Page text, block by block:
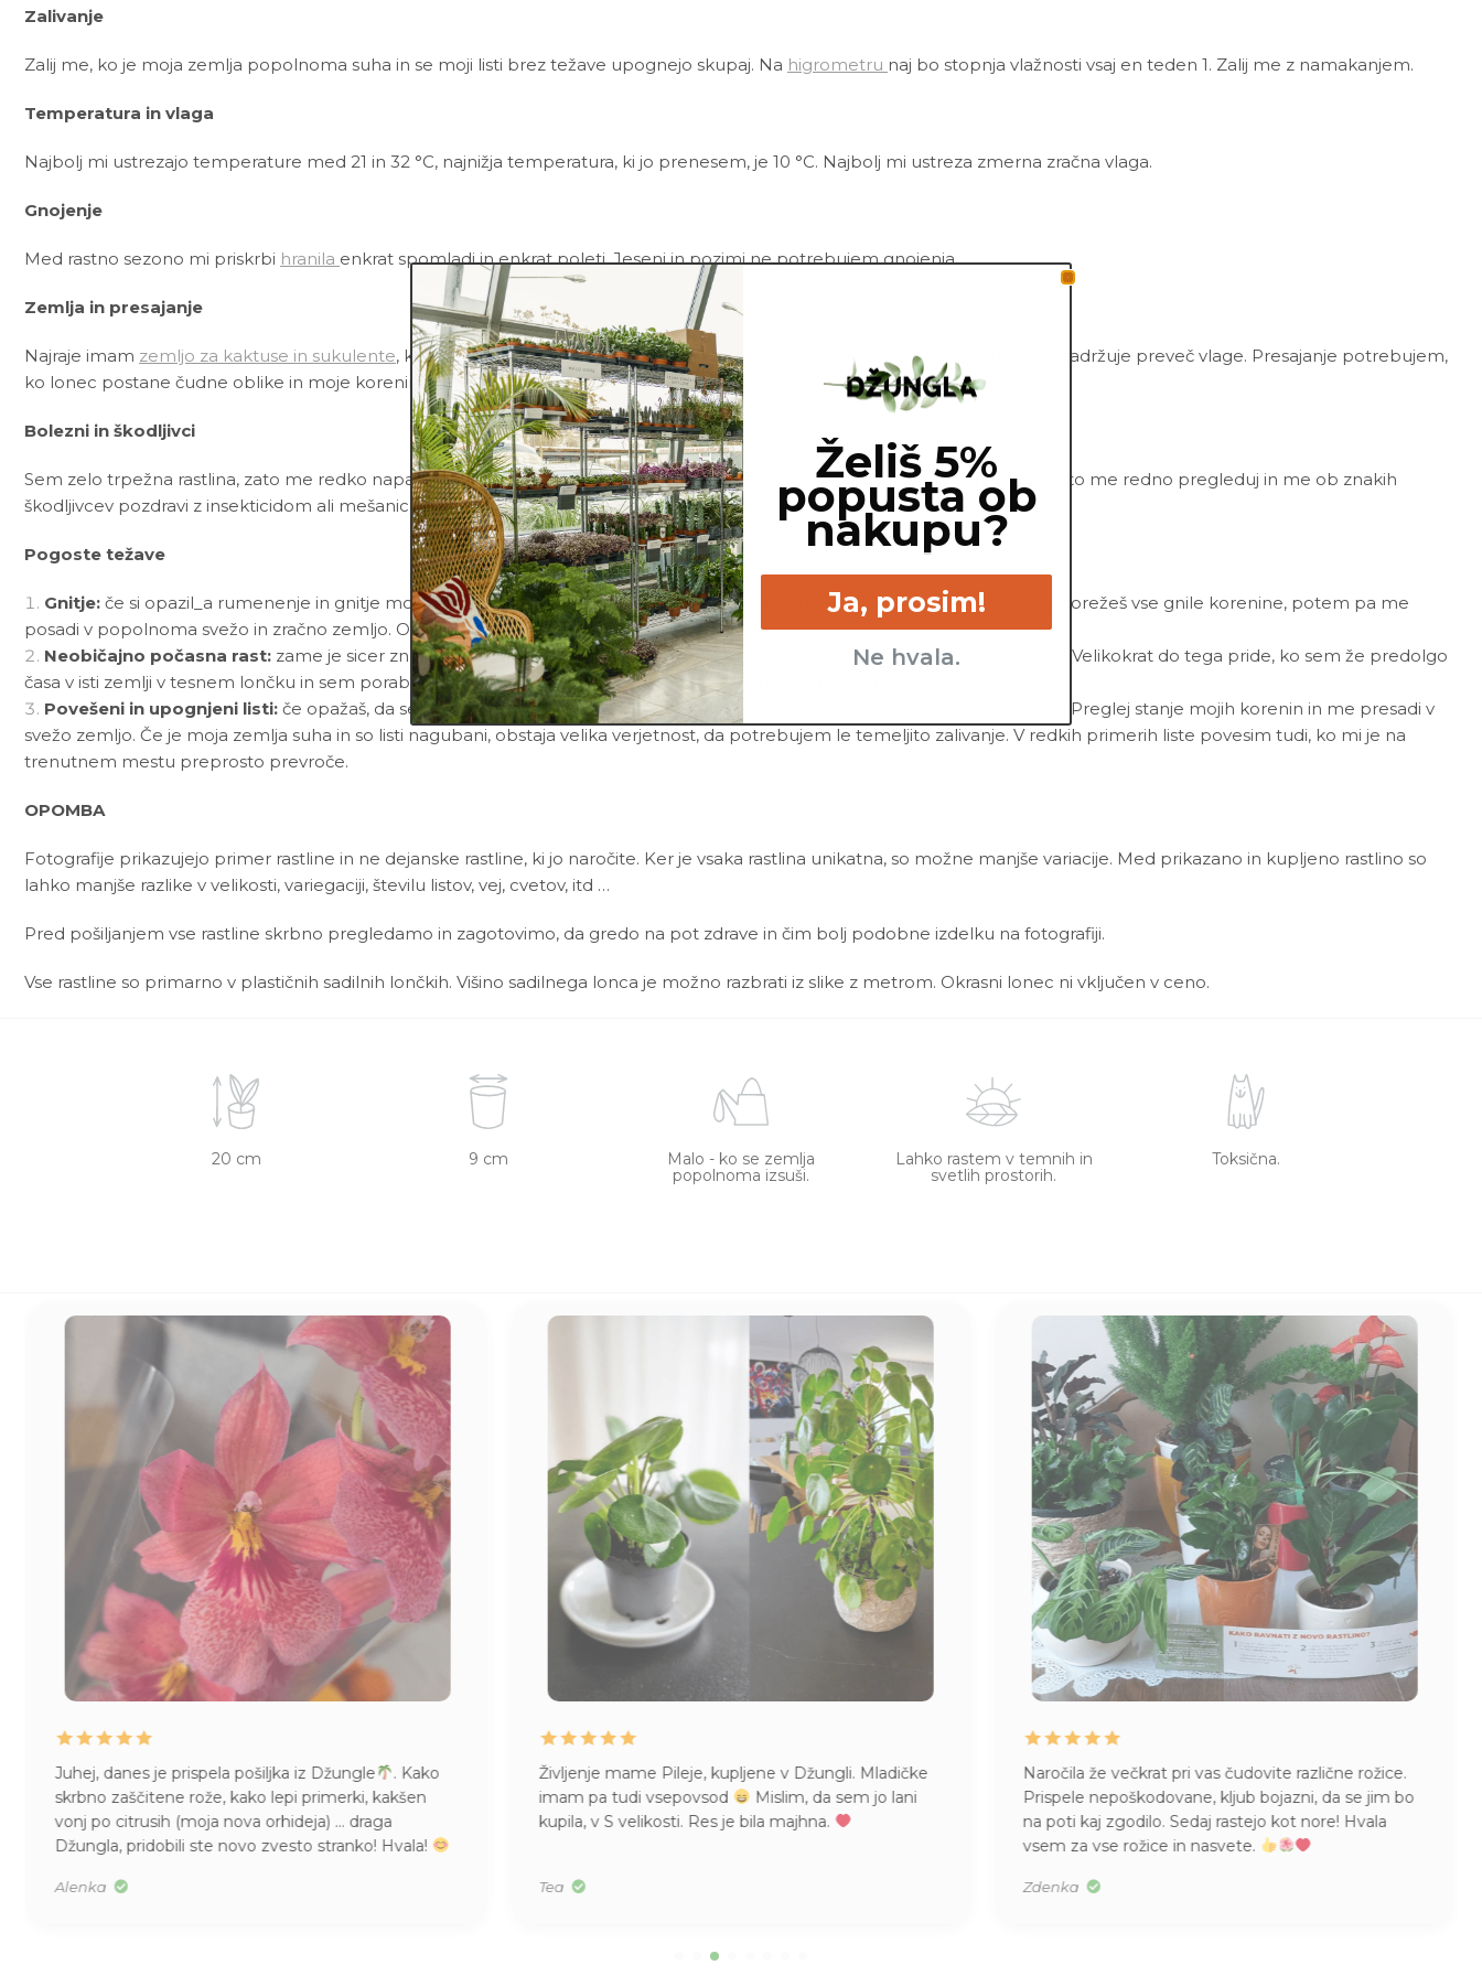
Zalivanje
Zalij me, ko je moja zemlja popolnoma suha in se moji listi brez težave upognejo skupaj. Na higrometru naj bo stopnja vlažnosti vsaj en teden 1. Zalij me z namakanjem.
Temperatura in vlaga
Najbolj mi ustrezajo temperature med 21 in 32 °C, najnižja temperatura, ki jo prenesem, je 10 °C. Najbolj mi ustreza zmerna zračna vlaga.
Gnojenje
Med rastno sezono mi priskrbi hranila enkrat spomladi in enkrat poleti. Jeseni in pozimi ne potrebujem gnojenja.
Zemlja in presajanje
Najraje imam zemljo za kaktuse in sukulente, ki poleg črne šote vsebuje tudi velik delež peska ali perlita. Zato je zračna in ne zadržuje preveč vlage. Presajanje potrebujem,
ko lonec postane čudne oblike in moje korenine začnejo kukati skozi luknje na dnu lonca.
Bolezni in škodljivci
Sem zelo trpežna rastlina, zato me redko napadejo bolezni in škodljivci. Najbolj pogosto me napadejo pršice in volnate uši. Zato me redno pregleduj in me ob znakih
škodljivcev pozdravi z insekticidom ali mešanicoNeem tonikain vode.
Pogoste težave
Gnitje: če si opazil_a rumenenje in gnitje mojih listov in/ali korenin, si me po vsej verjetnosti prekomerno zalil_a. Prosim, da porežeš vse gnile korenine, potem pa me
posadi v popolnoma svežo in zračno zemljo. Od sedaj naprej me zalivaj manj.
Neobičajno počasna rast: zame je sicer značilno, da rastem zelo počasi, vendar ob popolni odsotnosti rasti nekaj ni v redu. Velikokrat do tega pride, ko sem že predolgo
časa v isti zemlji v tesnem lončku in sem porabila vsa hranila, ki so bila na voljo. Vzrok je lahko tudi premalo svetlobe.
Povešeni in upognjeni listi: če opažaš, da se moji sicer trdni listi upogibajo, je najverjetneje razlog v prepogostem zalivanju. Preglej stanje mojih korenin in me presadi v
svežo zemljo. Če je moja zemlja suha in so listi nagubani, obstaja velika verjetnost, da potrebujem le temeljito zalivanje. V redkih primerih liste povesim tudi, ko mi je na
trenutnem mestu preprosto prevroče.
OPOMBA
Fotografije prikazujejo primer rastline in ne dejanske rastline, ki jo naročite. Ker je vsaka rastlina unikatna, so možne manjše variacije. Med prikazano in kupljeno rastlino so
lahko manjše razlike v velikosti, variegaciji, številu listov, vej, cvetov, itd …
Pred pošiljanjem vse rastline skrbno pregledamo in zagotovimo, da gredo na pot zdrave in čim bolj podobne izdelku na fotografiji.
Vse rastline so primarno v plastičnih sadilnih lončkih. Višino sadilnega lonca je možno razbrati iz slike z metrom. Okrasni lonec ni vključen v ceno.
20 cm 9 cm
Malo - ko se zemlja
popolnoma izsuši.
Lahko rastem v temnih in
svetlih prostorih.
Toksična.
iz Džungle
. Kako
lepi primerki, kakšen
orhideja) … draga
zvesto stranko! Hvala!
Življenje mame Pileje, kupljene v Džungli. Mladičke
imam pa tudi vsepovsod
Mislim, da sem jo lani
kupila, v S velikosti. Res je bila majhna.
Naročila že večkrat pri vas čudovite različne rožice.
Prispele nepoškodovane, kljub bojazni, da se jim bo
na poti kaj zgodilo. Sedaj rastejo kot nore! Hvala
Zelo zadovoljna z vašim
do strank ter skrbjo, ki jo
pokaže, ko rastlino prejmeš
naprej uspeva.
Želiš 5%
popusta ob
nakupu?
Ja, prosim!
Ne hvala.